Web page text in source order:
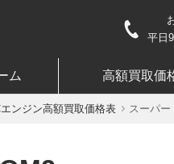
平日
ム 高額買取価
エンジン高額買取価格表 スーパー